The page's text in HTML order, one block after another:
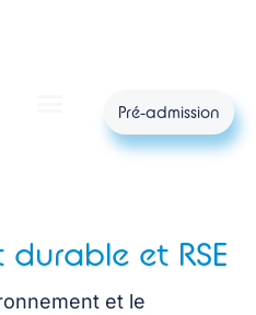
Pré-admission
et RSE
et le